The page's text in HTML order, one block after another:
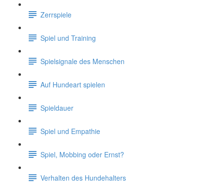
Zerrspiele
Spiel und Training
Spielsignale des Menschen
Auf Hundeart spielen
Spieldauer
Spiel und Empathie
Spiel, Mobbing oder Ernst?
Verhalten des Hundehalters